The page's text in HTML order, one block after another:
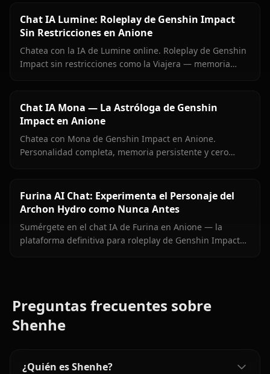
Chat IA Lumine: Roleplay de Genshin Impact
Sin Restricciones en Anione
Chatea con la IA de Lumine online. Roleplay de Genshin
Impact sin restricciones como la Viajera — memoria
Chat IA Mona — La Astróloga de Genshin
Impact en Anione
Chatea con Mona de Genshin Impact en Anione.
Personalidad completa, memoria persistente y cero
Furina AI Chat: Experimenta el Personaje del
Archon Hydro como Nunca Antes
Sumérgete en el chat IA de Furina en Anione — la
plataforma definitiva para roleplay de Genshin Impact
Preguntas frecuentes sobre
Shenhe
¿Quién es Shenhe?